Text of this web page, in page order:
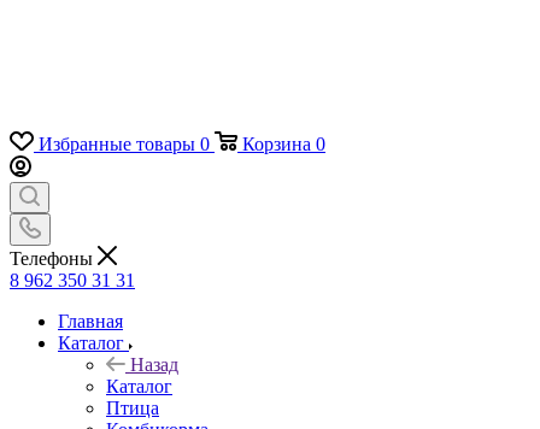
Избранные товары 0 Корзина 0
Телефоны
8 962 350 31 31
Главная
Каталог
Назад
Каталог
Птица